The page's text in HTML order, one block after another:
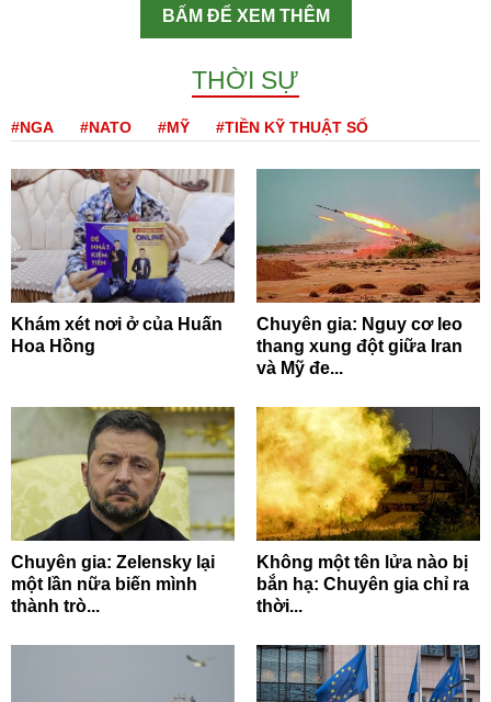
BẤM ĐỂ XEM THÊM
THỜI SỰ
#NGA #NATO #MỸ #TIỀN KỸ THUẬT SỐ
Khám xét nơi ở của Huấn
Hoa Hồng
Chuyên gia: Nguy cơ leo
thang xung đột giữa Iran
và Mỹ đe...
Chuyên gia: Zelensky lại
một lần nữa biến mình
thành trò...
Không một tên lửa nào bị
bắn hạ: Chuyên gia chỉ ra
thời...